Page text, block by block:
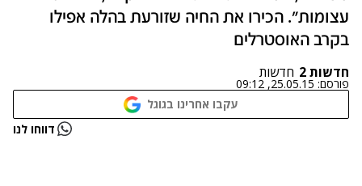
עצומות". הכירו את החיה שזורעת בהלה אפילו
בקרב האוסטרלים
חדשות 2 חדשות
פורסם: 25.05.15, 09:12
עקבו אחרינו בגוגל
נתקלנו בבעיה דווחו לנו